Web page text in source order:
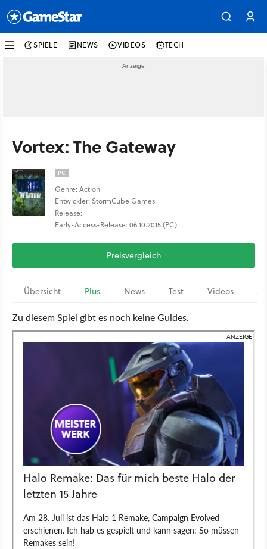
SPIELE NEWS VIDEOS TECH
Vortex: The Gateway
PC
Genre: Action
Entwickler: StormCube Games
Release:
Early-Access-Release: 06.10.2015 (PC)
Preisvergleich
Übersicht Plus News Test Videos
Zu diesem Spiel gibt es noch keine Guides.